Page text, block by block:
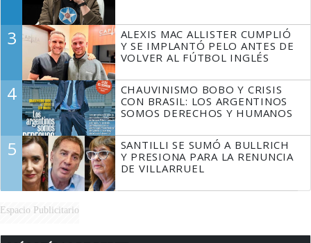
3
ALEXIS MAC ALLISTER CUMPLIÓ
Y SE IMPLANTÓ PELO ANTES DE
VOLVER AL FÚTBOL INGLÉS
4
CHAUVINISMO BOBO Y CRISIS
CON BRASIL: LOS ARGENTINOS
SOMOS DERECHOS Y HUMANOS
5
SANTILLI SE SUMÓ A BULLRICH
Y PRESIONA PARA LA RENUNCIA
DE VILLARRUEL
Espacio Publicitario